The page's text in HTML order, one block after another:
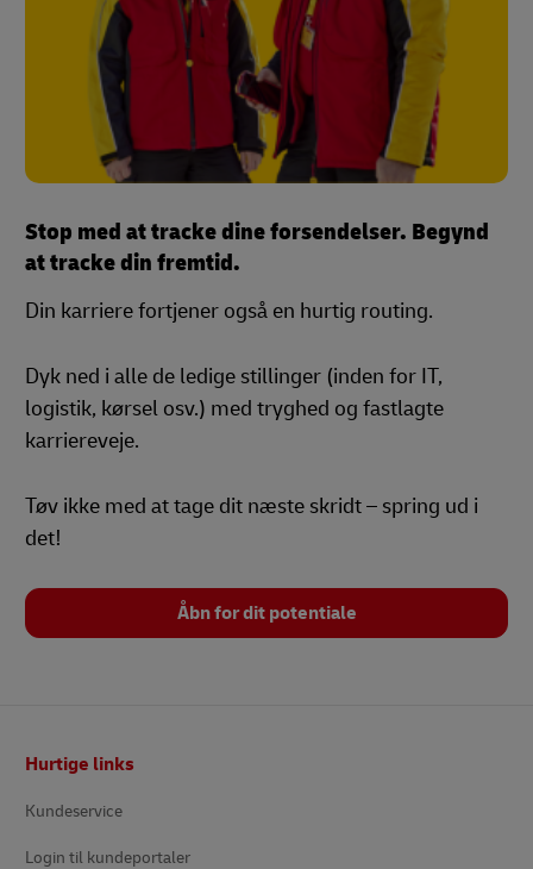
Stop med at tracke dine forsendelser. Begynd
at tracke din fremtid.
Din karriere fortjener også en hurtig routing.
Dyk ned i alle de ledige stillinger (inden for IT,
logistik, kørsel osv.) med tryghed og fastlagte
karriereveje.
Tøv ikke med at tage dit næste skridt – spring ud i
det!
Åbn for dit potentiale
Hurtige links
Kundeservice
Login til kundeportaler